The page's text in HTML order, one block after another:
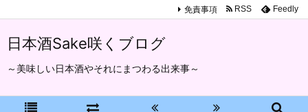
日本酒Sake咲くブログ
～美味しい日本酒やそれにまつわる出来事～
免責事項 RSS Feedly